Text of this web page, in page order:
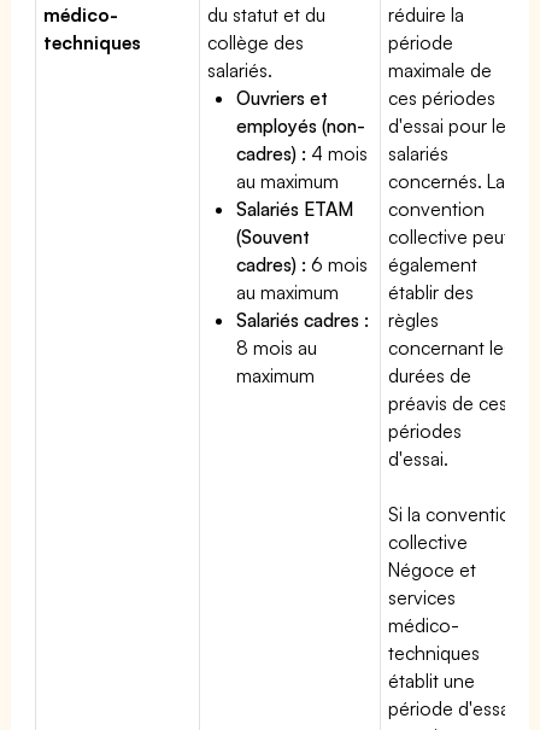
médico-
techniques
du statut et du
collège des
salariés.
Ouvriers et
employés (non-
cadres) : 4 mois
au maximum
Salariés ETAM
(Souvent
cadres) : 6 mois
au maximum
Salariés cadres :
8 mois au
maximum
réduire la
période
maximale de
ces périodes
d'essai pour les
salariés
concernés. La
convention
collective peut
également
établir des
règles
concernant les
durées de
préavis de ces
périodes
d'essai.
Si la convention
collective
Négoce et
services
médico-
techniques
établit une
période d'essai